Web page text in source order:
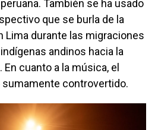
También se ha usado
que se burla de la
Lima durante las migraciones
andinos hacia la
cuanto a la música, el
controvertido.